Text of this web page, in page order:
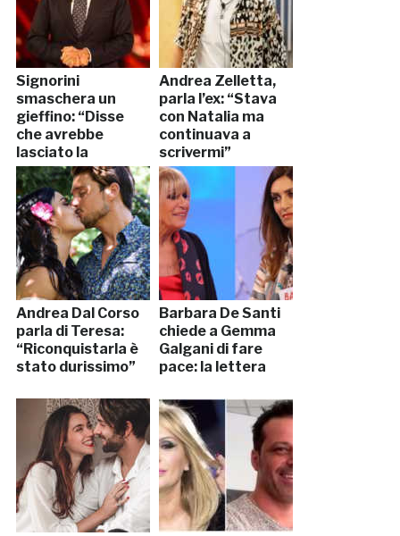
Signorini
smaschera un
gieffino: “Disse
che avrebbe
lasciato la
fidanzata”
Andrea Zelletta,
parla l’ex: “Stava
con Natalia ma
continuava a
scrivermi”
Andrea Dal Corso
parla di Teresa:
“Riconquistarla è
stato durissimo”
Barbara De Santi
chiede a Gemma
Galgani di fare
pace: la lettera